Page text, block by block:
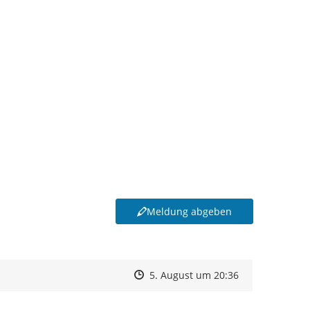
Meldung abgeben
Zeitpunkt des Erstellens
Zeitpunkt des Erstellens
5. August um 20:36Zur Äußerung